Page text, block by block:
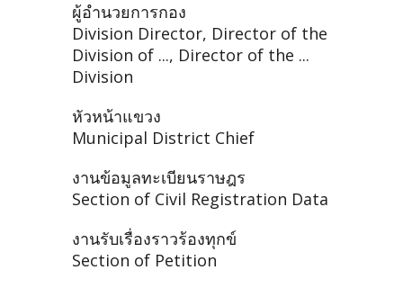
ผู้อำนวยการกอง
Division Director, Director of the
Division of ..., Director of the ...
Division
หัวหน้าแขวง
Municipal District Chief
งานข้อมูลทะเบียนราษฎร
Section of Civil Registration Data
งานรับเรื่องราวร้องทุกข์
Section of Petition